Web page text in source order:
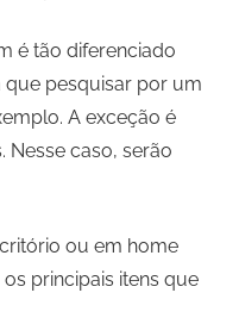
é tão diferenciado
que pesquisar por um
A exceção é
caso, serão
ou em home
principais itens que